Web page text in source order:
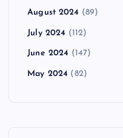
August 2024 (89)
July 2024 (112)
June 2024 (147)
May 2024 (82)